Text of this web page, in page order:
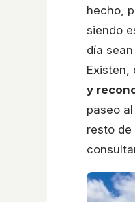
hecho,
siendo
día
Existen,
y
paseo
resto de